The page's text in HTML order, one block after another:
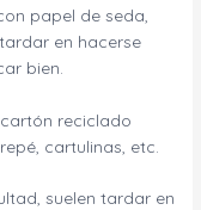
papel de seda,
en hacerse
bien.
reciclado
cartulinas, etc.
suelen tardar en